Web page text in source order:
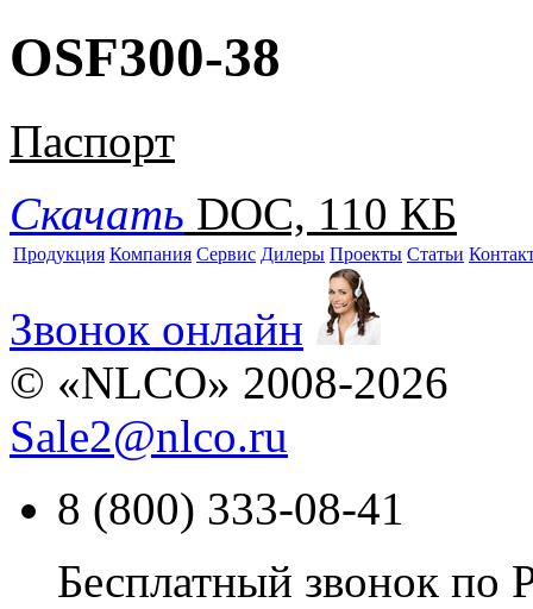
OSF300-38
Паспорт
Скачать DOC, 110 КБ
Продукция Компания Сервис Дилеры Проекты Статьи
Звонок онлайн
© «NLCO» 2008-2026
Sale2@nlco.ru
8 (800) 333-08-41
Бесплатный звонок по